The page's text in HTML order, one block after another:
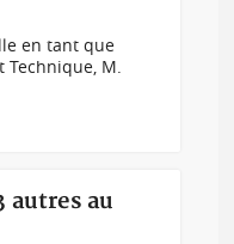
en tant que
Technique, M.
autres au